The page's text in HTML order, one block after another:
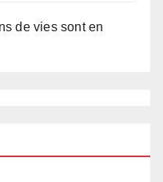
de vies sont en